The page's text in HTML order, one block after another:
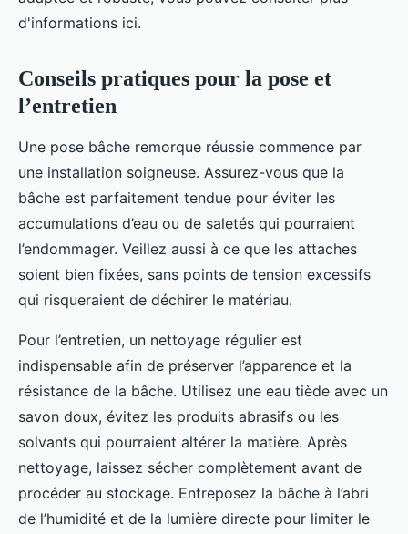
d'informations ici.
Conseils pratiques pour la pose et
l’entretien
Une pose bâche remorque réussie commence par
une installation soigneuse. Assurez-vous que la
bâche est parfaitement tendue pour éviter les
accumulations d’eau ou de saletés qui pourraient
l’endommager. Veillez aussi à ce que les attaches
soient bien fixées, sans points de tension excessifs
qui risqueraient de déchirer le matériau.
Pour l’entretien, un nettoyage régulier est
indispensable afin de préserver l’apparence et la
résistance de la bâche. Utilisez une eau tiède avec un
savon doux, évitez les produits abrasifs ou les
solvants qui pourraient altérer la matière. Après
nettoyage, laissez sécher complètement avant de
procéder au stockage. Entreposez la bâche à l’abri
de l’humidité et de la lumière directe pour limiter le